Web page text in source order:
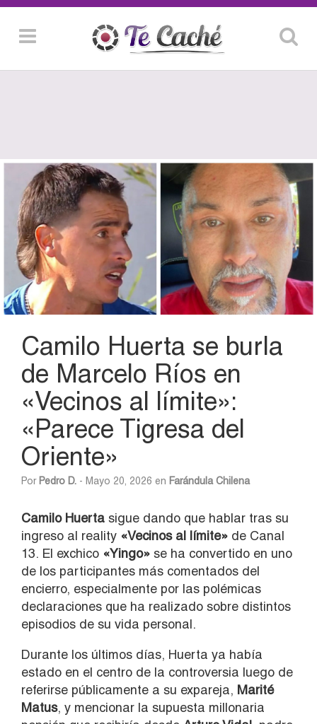
Camilo Huerta se burla
de Marcelo Ríos en
«Vecinos al límite»:
«Parece Tigresa del
Oriente»
Por Pedro D. - Mayo 20, 2026 en Farándula Chilena
Camilo Huerta sigue dando que hablar tras su
ingreso al reality «Vecinos al límite» de Canal
13. El exchico «Yingo» se ha convertido en uno
de los participantes más comentados del
encierro, especialmente por las polémicas
declaraciones que ha realizado sobre distintos
episodios de su vida personal.
Durante los últimos días, Huerta ya había
estado en el centro de la controversia luego de
referirse públicamente a su expareja, Marité
Matus, y mencionar la supuesta millonaria